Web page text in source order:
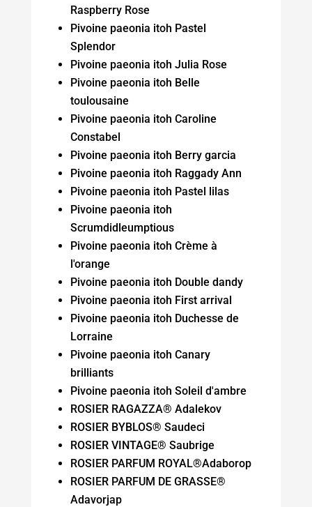
Raspberry Rose
Pivoine paeonia itoh Pastel
Splendor
Pivoine paeonia itoh Julia Rose
Pivoine paeonia itoh Belle
toulousaine
Pivoine paeonia itoh Caroline
Constabel
Pivoine paeonia itoh Berry garcia
Pivoine paeonia itoh Raggady Ann
Pivoine paeonia itoh Pastel lilas
Pivoine paeonia itoh
Scrumdidleumptious
Pivoine paeonia itoh Crème à
l'orange
Pivoine paeonia itoh Double dandy
Pivoine paeonia itoh First arrival
Pivoine paeonia itoh Duchesse de
Lorraine
Pivoine paeonia itoh Canary
brilliants
Pivoine paeonia itoh Soleil d'ambre
ROSIER RAGAZZA® Adalekov
ROSIER BYBLOS® Saudeci
ROSIER VINTAGE® Saubrige
ROSIER PARFUM ROYAL®Adaborop
ROSIER PARFUM DE GRASSE®
Adavorjap